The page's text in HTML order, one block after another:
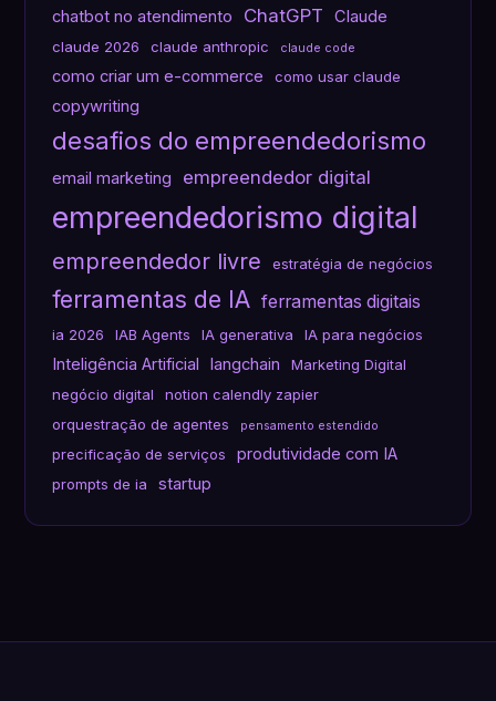
chatbot no atendimento ChatGPT Claude
claude 2026 claude anthropic claude code
como criar um e-commerce como usar claude
copywriting
desafios do empreendedorismo
email marketing empreendedor digital
empreendedorismo digital
empreendedor livre estratégia de negócios
ferramentas de IA ferramentas digitais
ia 2026 IAB Agents IA generativa IA para negócios
Inteligência Artificial langchain
Marketing Digital
negócio digital
notion calendly zapier
orquestração de agentes
pensamento estendido
precificação de serviços produtividade com IA
prompts de ia startup